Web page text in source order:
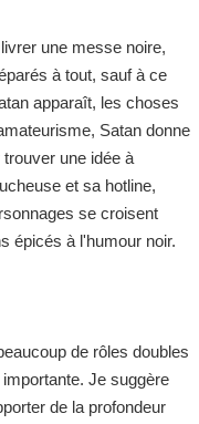
une messe noire,
à tout, sauf à ce
apparaît, les choses
Satan donne
une idée à
et sa hotline,
se croisent
épicés à l'humour noir.
de rôles doubles
Je suggère
de la profondeur